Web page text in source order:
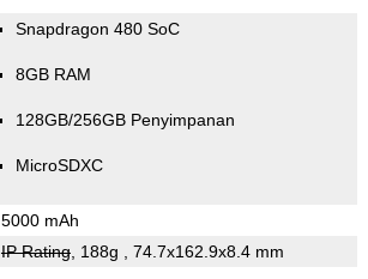
Snapdragon 480 SoC
8GB RAM
128GB/256GB Penyimpanan
MicroSDXC
5000 mAh
IP Rating, 188g , 74.7x162.9x8.4 mm